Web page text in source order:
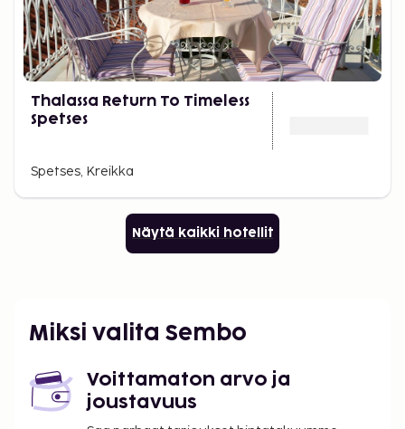
Thalassa Return To Timeless
Spetses
Spetses, Kreikka
Näytä kaikki hotellit
Miksi valita Sembo
Voittamaton arvo ja
joustavuus